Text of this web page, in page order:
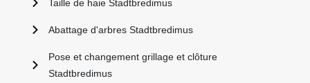
Taille de haie Stadtbredimus
Abattage d'arbres Stadtbredimus
Pose et changement grillage et clôture
Stadtbredimus